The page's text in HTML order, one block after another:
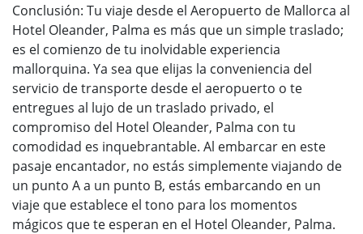
Conclusión: Tu viaje desde el Aeropuerto de Mallorca al
Hotel Oleander, Palma es más que un simple traslado;
es el comienzo de tu inolvidable experiencia
mallorquina. Ya sea que elijas la conveniencia del
servicio de transporte desde el aeropuerto o te
entregues al lujo de un traslado privado, el
compromiso del Hotel Oleander, Palma con tu
comodidad es inquebrantable. Al embarcar en este
pasaje encantador, no estás simplemente viajando de
un punto A a un punto B, estás embarcando en un
viaje que establece el tono para los momentos
mágicos que te esperan en el Hotel Oleander, Palma.